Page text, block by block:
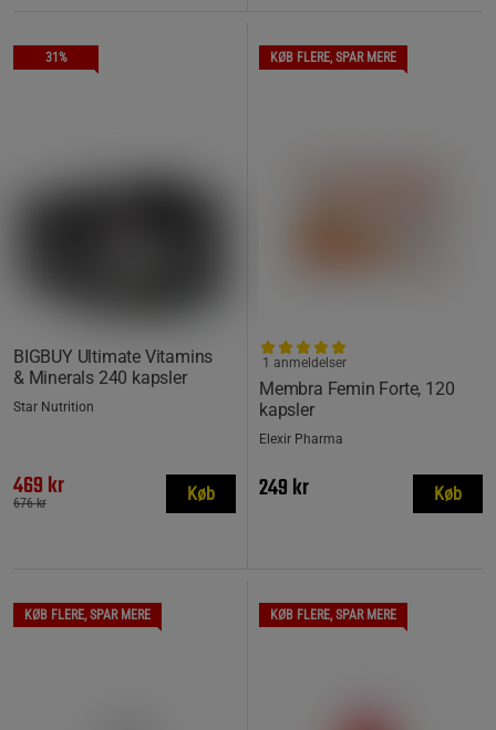
31%
BIGBUY Ultimate Vitamins
& Minerals 240 kapsler
Star Nutrition
469 kr
676 kr Køb
KØB FLERE, SPAR MERE
Membra Femin Forte, 120
kapsler
1 anmeldelser
Elexir Pharma
249 kr Køb
KØB FLERE, SPAR MERE KØB FLERE, SPAR MERE